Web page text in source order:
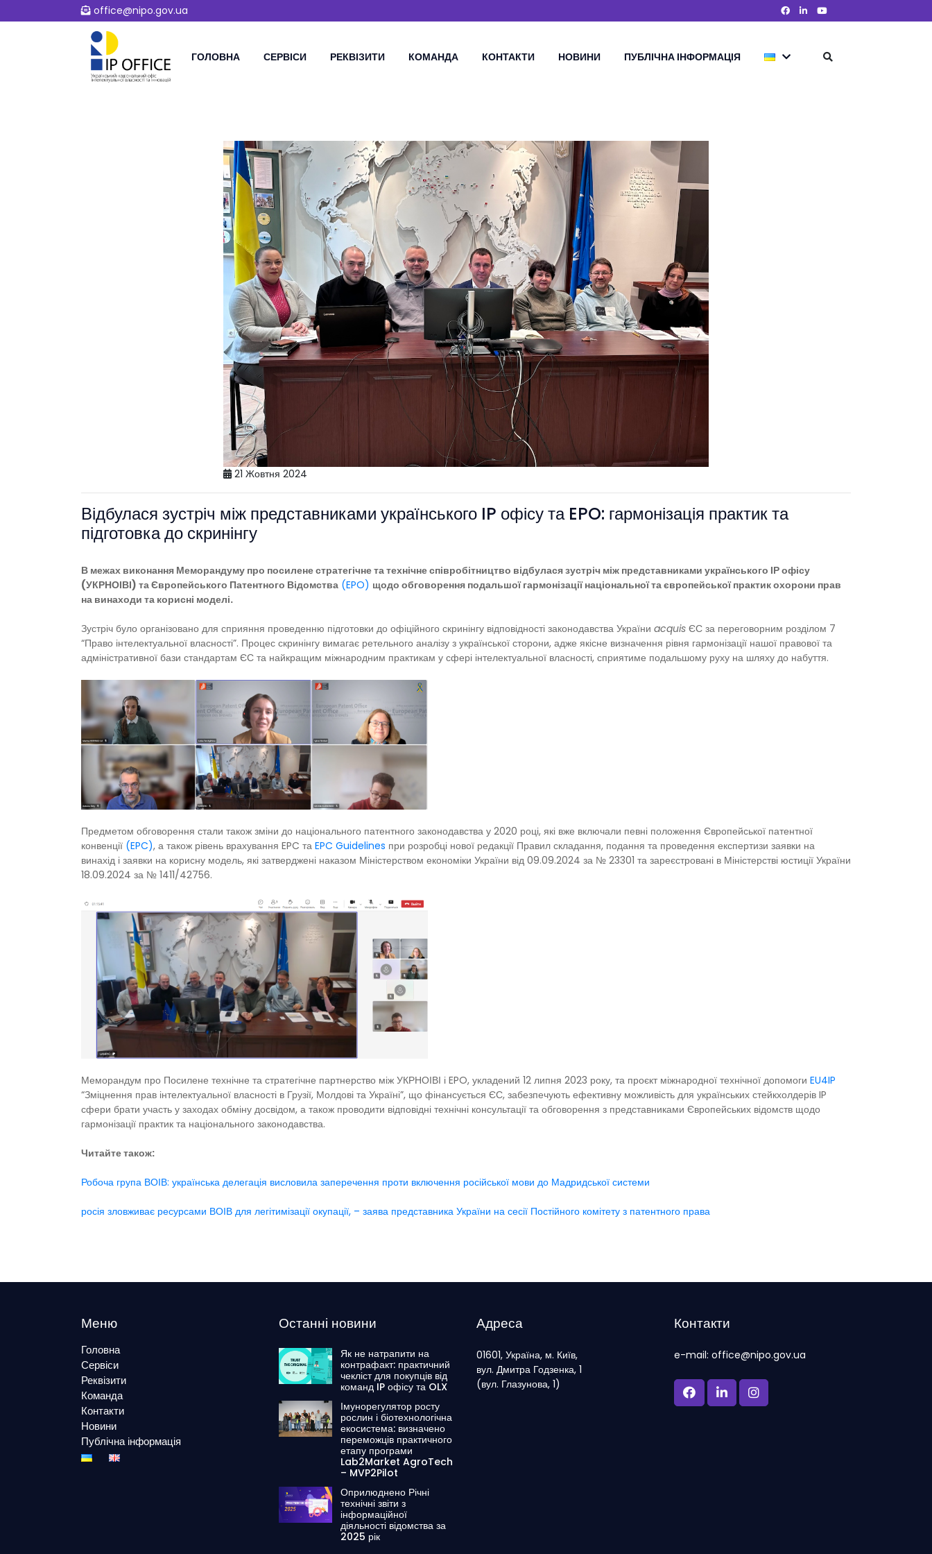
office@nipo.gov.ua
ГОЛОВНА СЕРВІСИ РЕКВІЗИТИ КОМАНДА КОНТАКТИ НОВИНИ ПУБЛІЧНА ІНФОРМАЦІЯ
21 Жовтня 2024
Відбулася зустріч між представниками українського IP офісу та EPO: гармонізація практик та
підготовка до скринінгу
В межах виконання Меморандуму про посилене стратегічне та технічне співробітництво відбулася зустріч між представниками українського ІР офісу
(УКРНОІВІ) та Європейського Патентного Відомства (EPO) щодо обговорення подальшої гармонізації національної та європейської практик охорони прав
на винаходи та корисні моделі.
Зустріч було організовано для сприяння проведенню підготовки до офіційного скринінгу відповідності законодавства України acquis ЄС за переговорним розділом 7
“Право інтелектуальної власності”. Процес скринінгу вимагає ретельного аналізу з української сторони, адже якісне визначення рівня гармонізації нашої правової та
адміністративної бази стандартам ЄС та найкращим міжнародним практикам у сфері інтелектуальної власності, сприятиме подальшому руху на шляху до набуття.
Предметом обговорення стали також зміни до національного патентного законодавства у 2020 році, які вже включали певні положення Європейської патентної
конвенції (EPC), а також рівень врахування EPC та EPC Guidelines при розробці нової редакції Правил складання, подання та проведення експертизи заявки на
винахід і заявки на корисну модель, які затверджені наказом Міністерством економіки України від 09.09.2024 за № 23301 та зареєстровані в Міністерстві юстиції України
18.09.2024 за № 1411/42756.
Меморандум про Посилене технічне та стратегічне партнерство між УКРНОІВІ і EPO, укладений 12 липня 2023 року, та проєкт міжнародної технічної допомоги EU4IP
“Зміцнення прав інтелектуальної власності в Грузії, Молдові та Україні”, що фінансується ЄС, забезпечують ефективну можливість для українських стейкхолдерів IP
сфери брати участь у заходах обміну досвідом, а також проводити відповідні технічні консультації та обговорення з представниками Європейських відомств щодо
гармонізації практик та національного законодавства.
Читайте також:
Робоча група ВОІВ: українська делегація висловила заперечення проти включення російської мови до Мадридської системи
росія зловживає ресурсами ВОІВ для легітимізації окупації, – заява представника України на сесії Постійного комітету з патентного права
Меню
Головна
Сервіси
Реквізити
Команда
Контакти
Новини
Публічна інформація
Останні новини
Як не натрапити на
контрафакт: практичний
чекліст для покупців від
команд IP офісу та OLX
Імунорегулятор росту
рослин і біотехнологічна
екосистема: визначено
переможців практичного
етапу програми
Lab2Market AgroTech
– MVP2Pilot
Оприлюднено Річні
технічні звіти з
інформаційної
діяльності відомства за
2025 рік
Адреса
01601, Україна, м. Київ,
вул. Дмитра Годзенка, 1
(вул. Глазунова, 1)
Контакти
e-mail: office@nipo.gov.ua